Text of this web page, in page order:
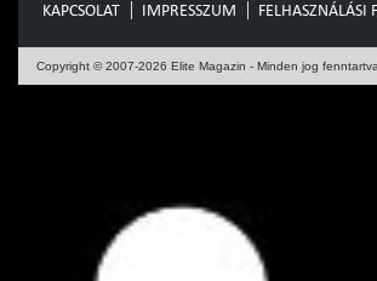
KAPCSOLAT IMPRESSZUM FELHASZNÁLÁSI
Copyright © 2007-2026 Elite Magazin - Minden jog fenntartva.